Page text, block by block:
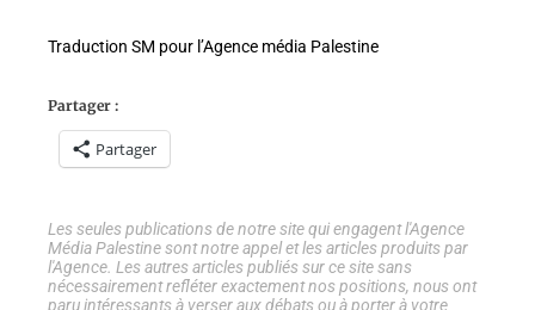
Traduction SM pour l’Agence média Palestine
Partager :
Partager
Les seules publications de notre site qui engagent l'Agence
Média Palestine sont notre appel et les articles produits par
l'Agence. Les autres articles publiés sur ce site sans
nécessairement refléter exactement nos positions, nous ont
paru intéressants à verser aux débats ou à porter à votre